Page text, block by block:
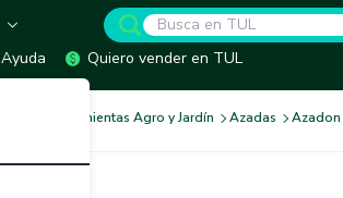
Ayuda Quiero vender en TUL
Herramientas Agro y Jardín Azadas Azadon